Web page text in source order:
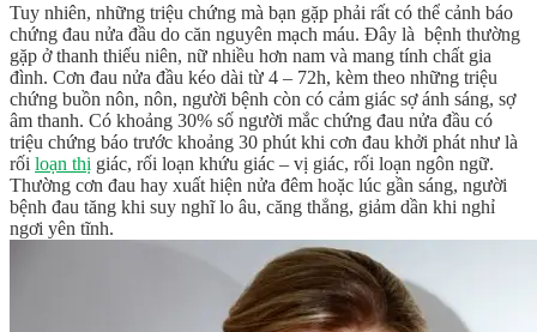
Tuy nhiên, những triệu chứng mà bạn gặp phải rất có thể cảnh báo
chứng đau nửa đầu do căn nguyên mạch máu. Đây là bệnh thường
gặp ở thanh thiếu niên, nữ nhiều hơn nam và mang tính chất gia
đình. Cơn đau nửa đầu kéo dài từ 4 – 72h, kèm theo những triệu
chứng buồn nôn, nôn, người bệnh còn có cảm giác sợ ánh sáng, sợ
âm thanh. Có khoảng 30% số người mắc chứng đau nửa đầu có
triệu chứng báo trước khoảng 30 phút khi cơn đau khởi phát như là
rối loạn thị giác, rối loạn khứu giác – vị giác, rối loạn ngôn ngữ.
Thường cơn đau hay xuất hiện nửa đêm hoặc lúc gần sáng, người
bệnh đau tăng khi suy nghĩ lo âu, căng thẳng, giảm dần khi nghỉ
ngơi yên tĩnh.